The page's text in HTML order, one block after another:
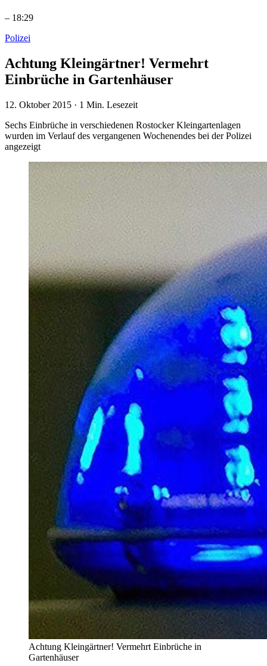
– 18:29
Polizei
Achtung Kleingärtner! Vermehrt
Einbrüche in Gartenhäuser
12. Oktober 2015 · 1 Min. Lesezeit
Sechs Einbrüche in verschiedenen Rostocker Kleingartenlagen
wurden im Verlauf des vergangenen Wochenendes bei der Polizei
angezeigt
Achtung Kleingärtner! Vermehrt Einbrüche in
Gartenhäuser